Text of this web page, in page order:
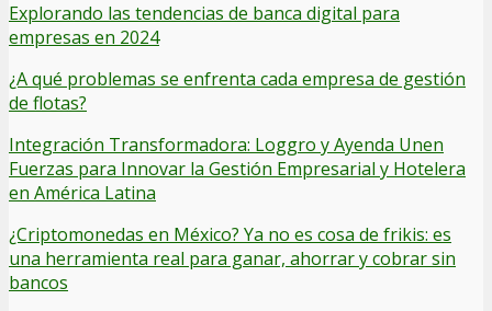
Explorando las tendencias de banca digital para
empresas en 2024
¿A qué problemas se enfrenta cada empresa de gestión
de flotas?
Integración Transformadora: Loggro y Ayenda Unen
Fuerzas para Innovar la Gestión Empresarial y Hotelera
en América Latina
¿Criptomonedas en México? Ya no es cosa de frikis: es
una herramienta real para ganar, ahorrar y cobrar sin
bancos